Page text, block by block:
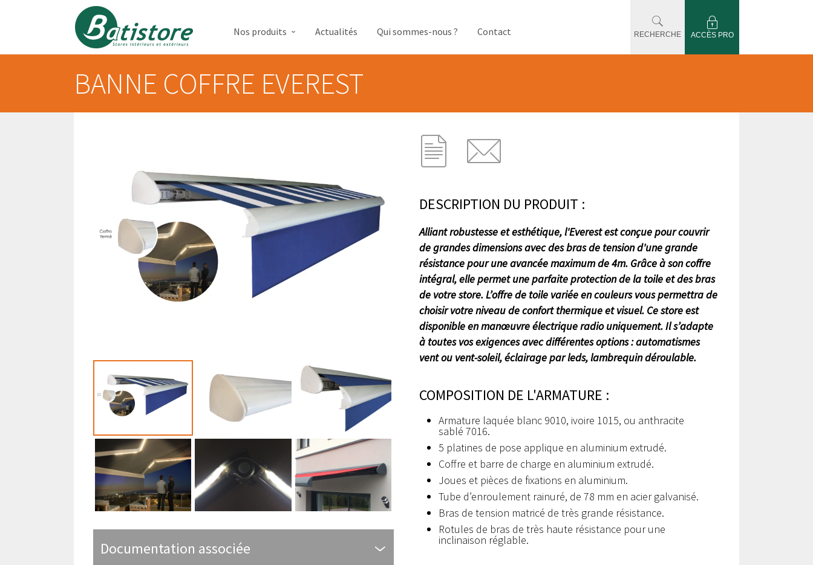
ACCÈS PRO
RECHERCHE
Nos produits Actualités Qui sommes-nous ? Contact
BANNE COFFRE EVEREST
DESCRIPTION DU PRODUIT :
Alliant robustesse et esthétique, l'Everest est conçue pour couvrir
de grandes dimensions avec des bras de tension d'une grande
résistance pour une avancée maximum de 4m. Grâce à son coffre
intégral, elle permet une parfaite protection de la toile et des bras
de votre store. L’offre de toile variée en couleurs vous permettra de
choisir votre niveau de confort thermique et visuel. Ce store est
disponible en manœuvre électrique radio uniquement. Il s’adapte
à toutes vos exigences avec différentes options : automatismes
vent ou vent-soleil, éclairage par leds, lambrequin déroulable.
COMPOSITION DE L'ARMATURE :
Armature laquée blanc 9010, ivoire 1015, ou anthracite
sablé 7016.
5 platines de pose applique en aluminium extrudé.
Coffre et barre de charge en aluminium extrudé.
Joues et pièces de fixations en aluminium.
Tube d’enroulement rainuré, de 78 mm en acier galvanisé.
Bras de tension matricé de très grande résistance.
Rotules de bras de très haute résistance pour une
inclinaison réglable.
Documentation associée